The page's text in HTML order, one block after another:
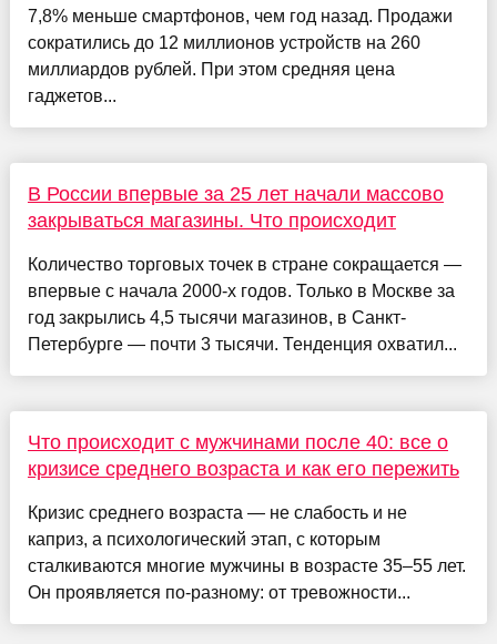
7,8% меньше смартфонов, чем год назад. Продажи
сократились до 12 миллионов устройств на 260
миллиардов рублей. При этом средняя цена
гаджетов...
В России впервые за 25 лет начали массово
закрываться магазины. Что происходит
Количество торговых точек в стране сокращается —
впервые с начала 2000-х годов. Только в Москве за
год закрылись 4,5 тысячи магазинов, в Санкт-
Петербурге — почти 3 тысячи. Тенденция охватил...
Что происходит с мужчинами после 40: все о
кризисе среднего возраста и как его пережить
Кризис среднего возраста — не слабость и не
каприз, а психологический этап, с которым
сталкиваются многие мужчины в возрасте 35–55 лет.
Он проявляется по-разному: от тревожности...